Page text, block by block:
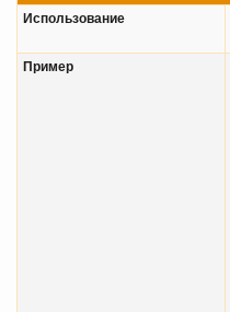
Использование
Пример